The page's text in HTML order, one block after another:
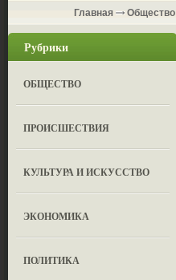
Главная Общество
Рубрики
ОБЩЕСТВО
ПРОИСШЕСТВИЯ
КУЛЬТУРА И ИСКУССТВО
ЭКОНОМИКА
ПОЛИТИКА